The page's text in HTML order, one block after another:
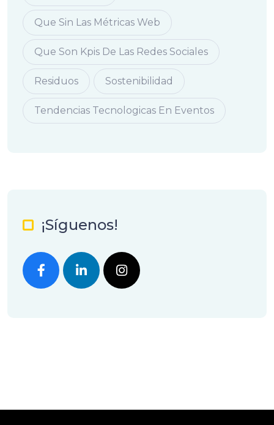
Que Sin Las Métricas Web
Que Son Kpis De Las Redes Sociales
Residuos Sostenibilidad
Tendencias Tecnologicas En Eventos
¡Síguenos!